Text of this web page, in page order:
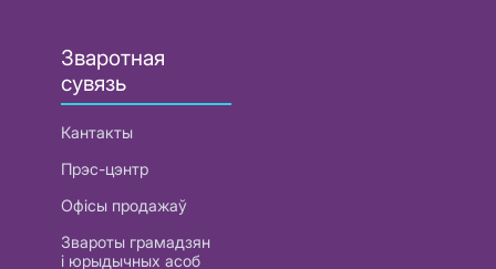
Зваротная
сувязь
Кантакты
Прэс-цэнтр
Офісы продажаў
Звароты грамадзян
і юрыдычных асоб